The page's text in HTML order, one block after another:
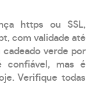
https ou SSL,
com validade até
cadeado verde por
confiável, mas é
Verifique todas